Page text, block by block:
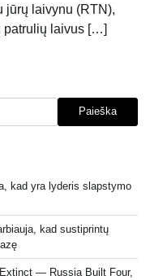
jūrų laivynu (RTN),
patrulių laivus […]
Paieška
kad yra lyderis slapstymo
kad sustiprintų
— Russia Built Four,